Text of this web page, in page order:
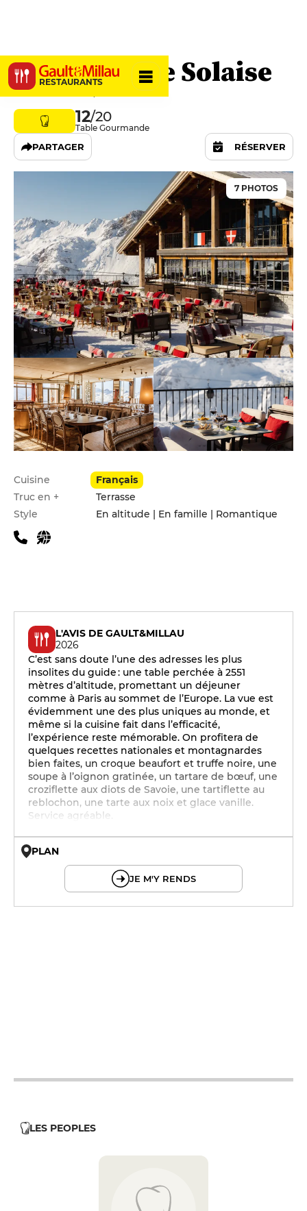
RESTAURANTS
Le Refuge de Solaise
73150 Val-d'Isère, France
12/20
Table Gourmande
PARTAGER RÉSERVER
7 PHOTOS
Infos pratiques
Cuisine
Français
Truc en +
Terrasse
Style
En altitude | En famille | Romantique
L'AVIS DE GAULT&MILLAU
2026
C’est sans doute l’une des adresses les plus
insolites du guide : une table perchée à 2551
mètres d’altitude, promettant un déjeuner
comme à Paris au sommet de l’Europe. La vue est
évidemment une des plus uniques au monde, et
même si la cuisine fait dans l’efficacité,
l’expérience reste mémorable. On profitera de
quelques recettes nationales et montagnardes
bien faites, un croque beaufort et truffe noire, une
soupe à l’oignon gratinée, un tartare de bœuf, une
croziflette aux diots de Savoie, une tartiflette au
reblochon, une tarte aux noix et glace vanille.
Service agréable.
PLAN
JE M'Y RENDS
LES PEOPLES